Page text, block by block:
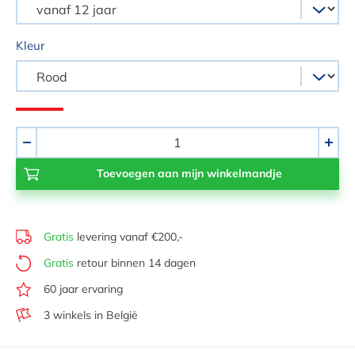
Kleur
+
Gratis levering vanaf €200,-
Gratis retour binnen 14 dagen
60 jaar ervaring
3 winkels in België